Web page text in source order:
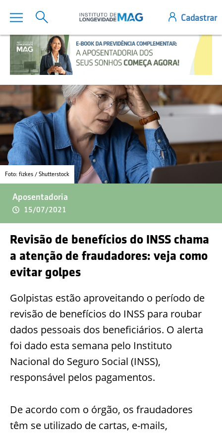
Foto: fizkes / Shutterstock
Aposentadoria
15/07/2021
Revisão de benefícios do INSS chama
a atenção de fraudadores: veja como
evitar golpes
Golpistas estão aproveitando o período de
revisão de benefícios do INSS para roubar
dados pessoais dos beneficiários. O alerta
foi dado esta semana pelo Instituto
Nacional do Seguro Social (INSS),
responsável pelos pagamentos.
De acordo com o órgão, os fraudadores
têm se utilizado de cartas, e-mails,